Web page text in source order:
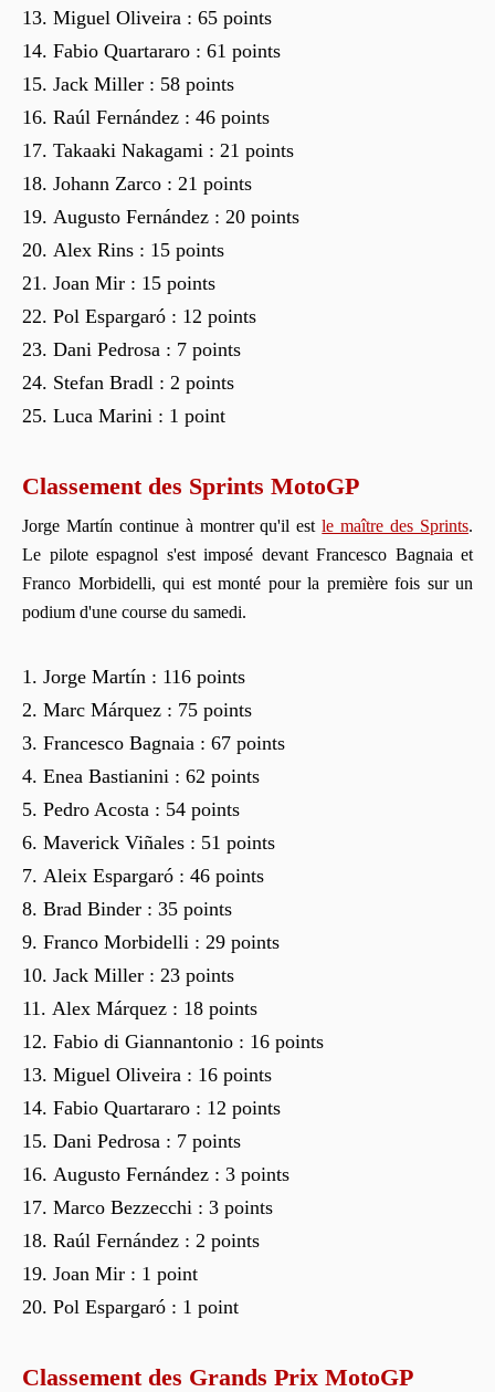
Miguel Oliveira : 65 points
Fabio Quartararo : 61 points
Jack Miller : 58 points
Raúl Fernández : 46 points
Takaaki Nakagami : 21 points
Johann Zarco : 21 points
Augusto Fernández : 20 points
Alex Rins : 15 points
Joan Mir : 15 points
Pol Espargaró : 12 points
Dani Pedrosa : 7 points
Stefan Bradl : 2 points
Luca Marini : 1 point
Classement des Sprints MotoGP
Jorge Martín continue à montrer qu'il estle maître des Sprints.
Le pilote espagnol s'est imposé devant Francesco Bagnaia et
Franco Morbidelli, qui est monté pour la première fois sur un
podium d'une course du samedi.
Jorge Martín : 116 points
Marc Márquez : 75 points
Francesco Bagnaia : 67 points
Enea Bastianini : 62 points
Pedro Acosta : 54 points
Maverick Viñales : 51 points
Aleix Espargaró : 46 points
Brad Binder : 35 points
Franco Morbidelli : 29 points
Jack Miller : 23 points
Alex Márquez : 18 points
Fabio di Giannantonio : 16 points
Miguel Oliveira : 16 points
Fabio Quartararo : 12 points
Dani Pedrosa : 7 points
Augusto Fernández : 3 points
Marco Bezzecchi : 3 points
Raúl Fernández : 2 points
Joan Mir : 1 point
Pol Espargaró : 1 point
Classement des Grands Prix MotoGP